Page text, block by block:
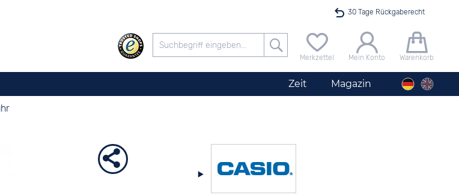
30 Tage Rückgaberecht
Versandkostenfrei ab 40 €
24h Expresslieferung
100 Tage Niedrigpreisgarantie
Merkzettel Mein Konto Warenkorb
Zeit Magazin